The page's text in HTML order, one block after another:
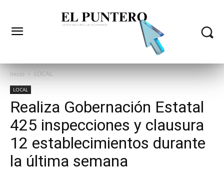
Inicio LOCAL
LOCAL
Realiza Gobernación Estatal
425 inspecciones y clausura
12 establecimientos durante
la última semana